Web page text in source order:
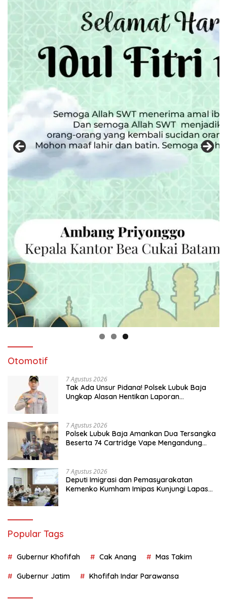
Otomotif
7 Agustus 2026
Tak Ada Unsur Pidana! Polsek Lubuk Baja
Ungkap Alasan Hentikan Laporan
7 Agustus 2026
Polsek Lubuk Baja Amankan Dua Tersangka
Beserta 74 Cartridge Vape Mengandung
7 Agustus 2026
Deputi Imigrasi dan Pemasyarakatan
Kemenko Kumham Imipas Kunjungi Lapas
Popular Tags
Gubernur Khofifah Cak Anang Mas Takim
Gubernur Jatim Khofifah Indar Parawansa